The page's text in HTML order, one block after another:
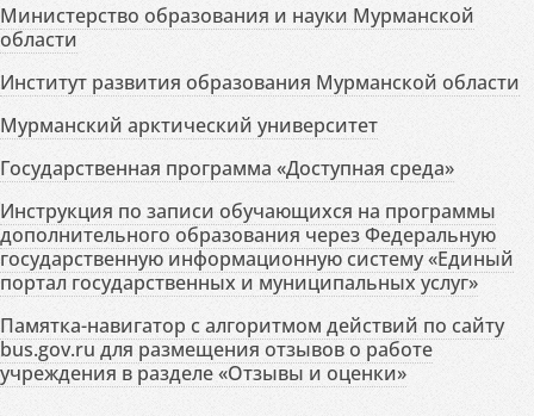
Министерство образования и науки Мурманской
области
Институт развития образования Мурманской области
Мурманский арктический университет
Государственная программа «Доступная среда»
Инструкция по записи обучающихся на программы
дополнительного образования через Федеральную
государственную информационную систему «Единый
портал государственных и муниципальных услуг»
Памятка-навигатор с алгоритмом действий по сайту
bus.gov.ru для размещения отзывов о работе
учреждения в разделе «Отзывы и оценки»